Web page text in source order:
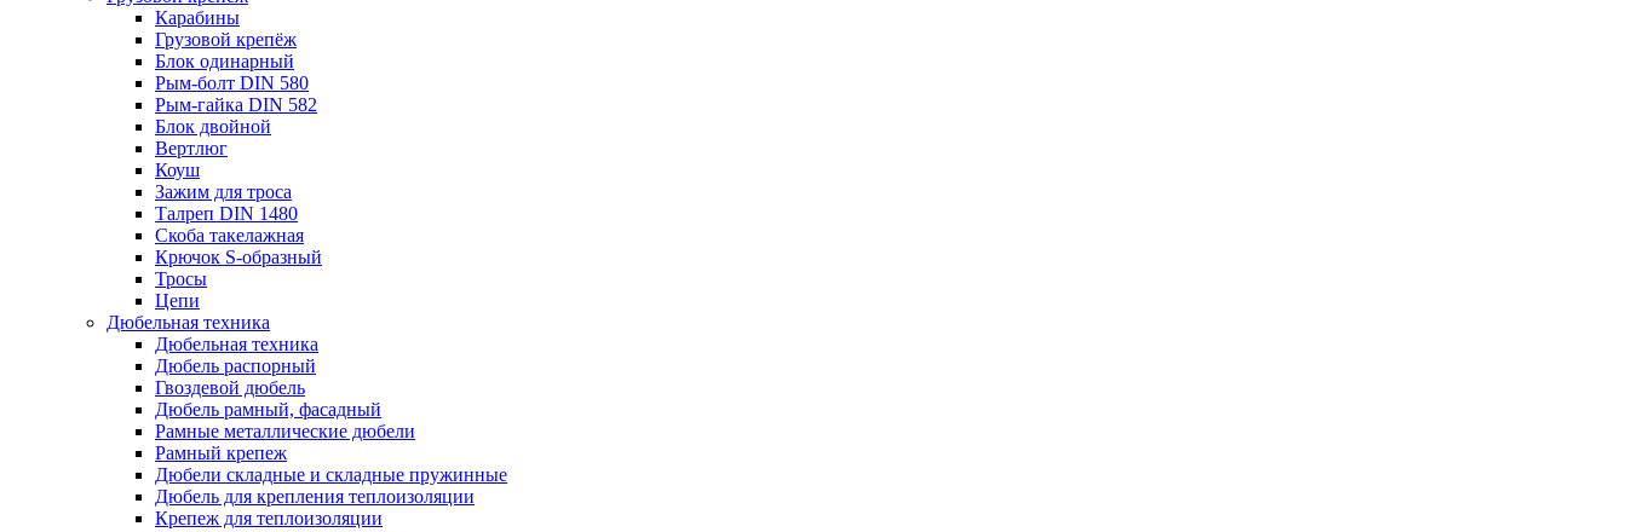
Карабины
Грузовой крепёж
Блок одинарный
Рым-болт DIN 580
Рым-гайка DIN 582
Блок двойной
Вертлюг
Коуш
Зажим для троса
Талреп DIN 1480
Скоба такелажная
Крючок S-образный
Тросы
Цепи
Дюбельная техника
Дюбельная техника
Дюбель распорный
Гвоздевой дюбель
Дюбель рамный, фасадный
Рамные металлические дюбели
Рамный крепеж
Дюбели складные и складные пружинные
Дюбель для крепления теплоизоляции
Крепеж для теплоизоляции